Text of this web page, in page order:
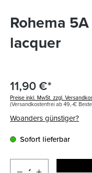
Rohema
lacquer
11,90 €*
Preise inkl. MwSt. zzgl.
(Versandkostenfrei ab 49,-€
Woanders günstiger?
Sofort lieferbar